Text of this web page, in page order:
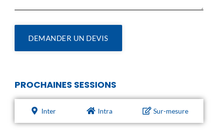
DEMANDER UN DEVIS
PROCHAINES SESSIONS
Inter Intra Sur-mesure